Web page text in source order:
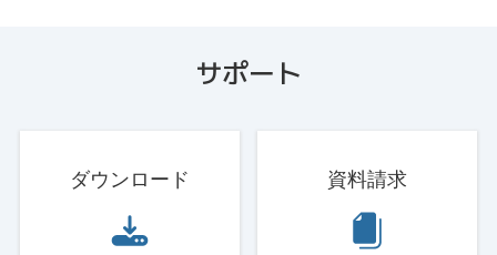
サポート
ダウンロード 資料請求